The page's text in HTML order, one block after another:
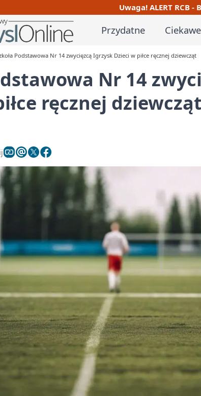
Uwaga! ALERT RCB
Przydatne Ciekawe
Podstawowa Nr 14 zwycięzcą Igrzysk Dzieci w piłce ręcznej dziewcząt
Nr 14
ręcznej dziewcząt